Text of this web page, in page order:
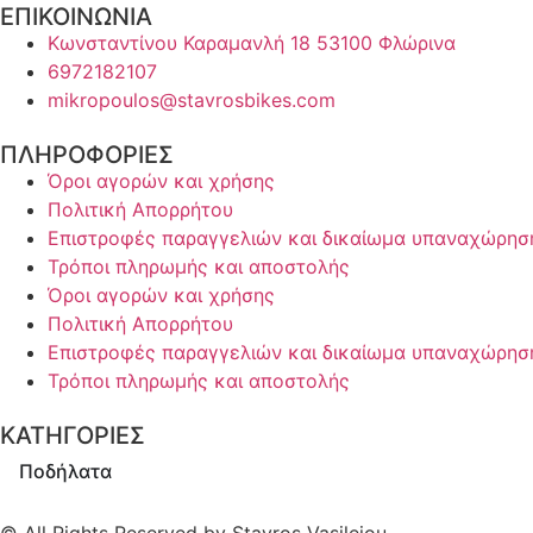
ΕΠΙΚΟΙΝΩΝΙΑ
Κωνσταντίνου Καραμανλή 18 53100 Φλώρινα
6972182107
mikropoulos@stavrosbikes.com
ΠΛΗΡΟΦΟΡΙΕΣ
Όροι αγορών και χρήσης
Πολιτική Απορρήτου
Επιστροφές παραγγελιών και δικαίωμα
Τρόποι πληρωμής και αποστολής
Όροι αγορών και χρήσης
Πολιτική Απορρήτου
Επιστροφές παραγγελιών και δικαίωμα
Τρόποι πληρωμής και αποστολής
ΚΑΤΗΓΟΡΙΕΣ
Ποδήλατα